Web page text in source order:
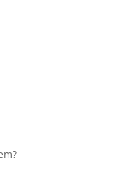
Einbau –